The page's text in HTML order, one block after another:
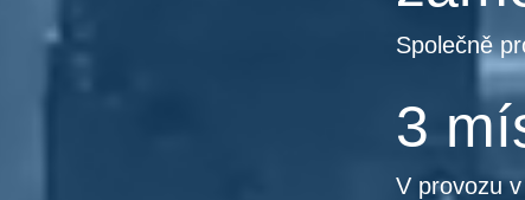
Společně
3
V provozu